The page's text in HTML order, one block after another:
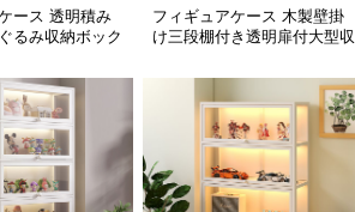
ース 透明積み
るみ収納ボック
フィギュアケース 木製壁掛
け三段棚付き透明扉付大型収